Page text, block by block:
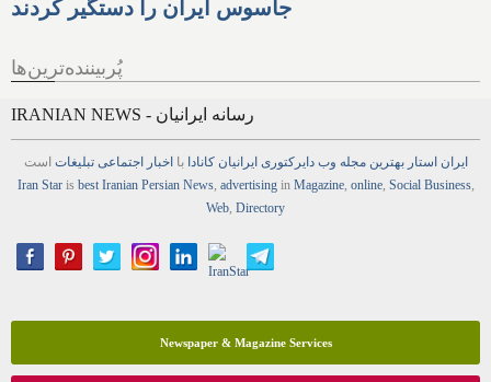
جاسوس ایران را دستگیر کردند
پُربیننده‌ترین‌ها
IRANIAN NEWS - رسانه ایرانیان
ایران استار بهترین مجله وب دایرکتوری ایرانیان کانادا بااخبار اجتماعی تبلیغات است
Iran Staris best Iranian Persian News, advertisingin Magazine, online, Social Business,
Web Directory
Newspaper & Magazine Services